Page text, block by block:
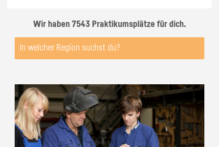
Wir haben 7543 Praktikumsplätze für dich.